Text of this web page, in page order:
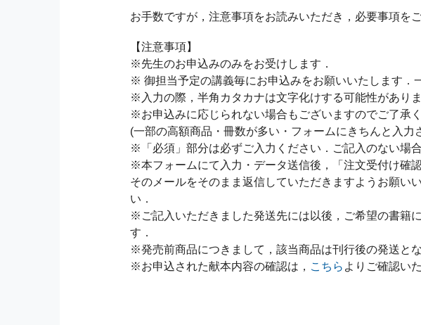
お手数ですが，注意事項をお読みいただき，必要事項を
【注意事項】
※先生のお申込みのみをお受けします．
※ 御担当予定の講義毎にお申込みをお願いいたします
※入力の際，半角カタカナは文字化けする可能性があり
※お申込みに応じられない場合もございますのでご了承く
(一部の高額商品・冊数が多い・フォームにきちんと入力
※「必須」部分は必ずご入力ください．ご記入のない場
※本フォームにて入力・データ送信後，「注文受付け確
そのメールをそのまま返信していただきますようお願い
い．
※ご記入いただきました発送先には以後，ご希望の書籍
す．
※発売前商品につきまして，該当商品は刊行後の発送とな
※お申込された献本内容の確認は， こちら よりご確認い